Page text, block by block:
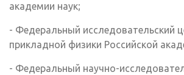
академии наук;
- Федеральный исследовательский
прикладной физики Российской
- Федеральный научно-